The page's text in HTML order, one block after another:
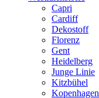
Capri
Cardiff
Dekostoff
Florenz
Gent
Heidelberg
Junge Linie
Kitzbühel
Kopenhagen